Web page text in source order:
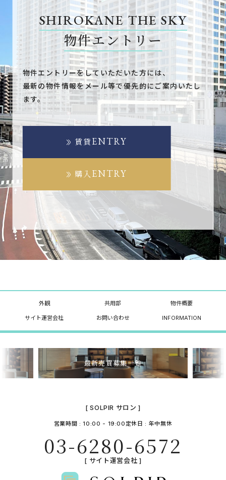
SHIROKANE THE SKY
物件エントリー
物件エントリーをしていただいた方には、
最新の物件情報をメール等で優先的にご案内いたし
ます。
賃貸 ENTRY
購入 ENTRY
外観 共用部 物件概要
サイト運営会社 お問い合わせ INFORMATION
最新売買募集一覧
[ SOLPIR サロン ]
営業時間 : 10:00 - 19:00 定休日 : 年中無休
03-6280-6572
[ サイト運営会社 ]